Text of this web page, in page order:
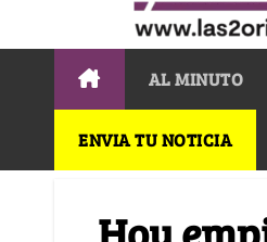
AL MINUTO
ENVIA TU NOTICIA